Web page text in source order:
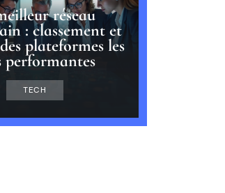
réseau
: classement et
plateformes les
performantes
TECH